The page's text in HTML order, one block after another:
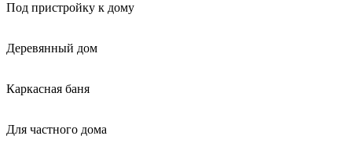
Под пристройку к дому
Деревянный дом
Каркасная баня
Для частного дома